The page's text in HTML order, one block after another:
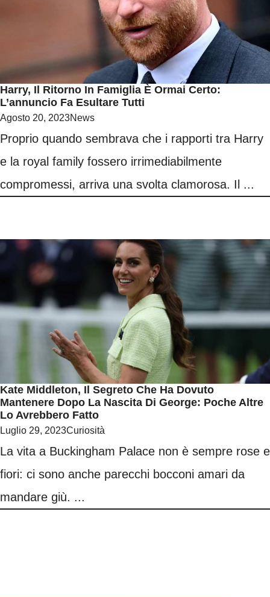
Harry, Il Ritorno In Famiglia È Ormai Certo:
L’annuncio Fa Esultare Tutti
Agosto 20, 2023News
Proprio quando sembrava che i rapporti tra Harry
e la royal family fossero irrimediabilmente
compromessi, arriva una svolta clamorosa. Il ...
Kate Middleton, Il Segreto Che Ha Dovuto
Mantenere Dopo La Nascita Di George: Poche Altre
Lo Avrebbero Fatto
Luglio 29, 2023Curiosità
La vita a Buckingham Palace non è sempre rose e
fiori: ci sono anche parecchi bocconi amari da
mandare giù. ...